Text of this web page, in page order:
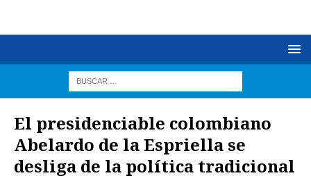
El presidenciable colombiano
Abelardo de la Espriella se
desliga de la política tradicional